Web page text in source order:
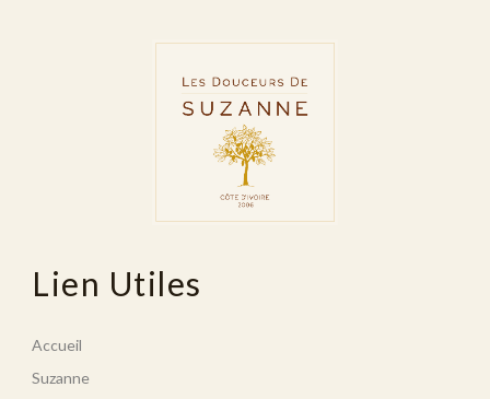
Lien Utiles
Accueil
Suzanne